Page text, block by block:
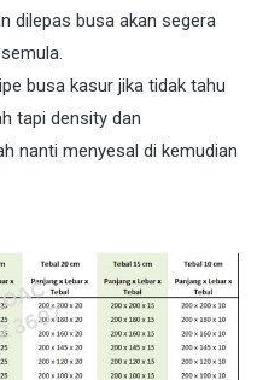
dilepas busa akan segera
busa kasur jika tidak tahu
tapi density dan
nanti menyesal di kemudian